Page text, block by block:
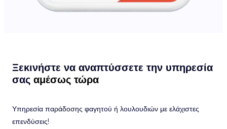
Ξεκινήστε να αναπτύσσετε την υπηρεσία
σας αμέσως τώρα
Υπηρεσία παράδοσης φαγητού ή λουλουδιών με ελάχιστες
επενδύσεις!